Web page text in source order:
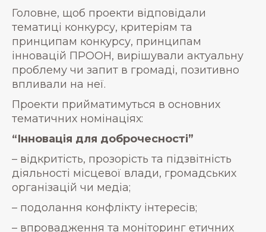
Головне, щоб проекти відповідали
тематиці конкурсу, критеріям та
принципам конкурсу, принципам
інновацій ПРООН, вирішували актуальну
проблему чи запит в громаді, позитивно
впливали на неї.
Проекти прийматимуться в основних
тематичних номінаціях:
“Інновація для доброчесності”
– відкритість, прозорість та підзвітність
діяльності місцевої влади, громадських
організацій чи медіа;
– подолання конфлікту інтересів;
– впровадження та моніторинг етичних